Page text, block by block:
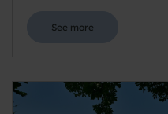
See more